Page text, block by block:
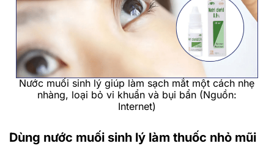
Nước muối sinh lý giúp làm sạch mắt một cách nhẹ
nhàng, loại bỏ vi khuẩn và bụi bẩn (Nguồn:
Internet)
Dùng nước muối sinh lý làm thuốc nhỏ mũi